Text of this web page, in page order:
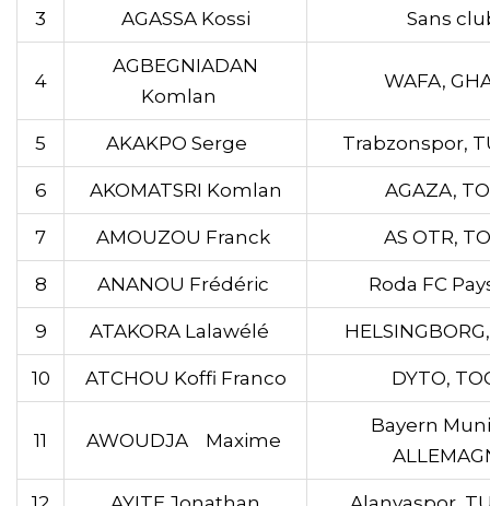
3 AGASSA Kossi Sans
4
AGBEGNIADAN
Komlan
WAFA,
5 AKAKPO Serge Trabzonspor,
6 AKOMATSRI Komlan AGAZA,
7 AMOUZOU Franck AS OTR,
8 ANANOU Frédéric Roda FC
9 ATAKORA Lalawélé
10 ATCHOU Koffi Franco DYTO,
11 AWOUDJA Maxime
Bayern